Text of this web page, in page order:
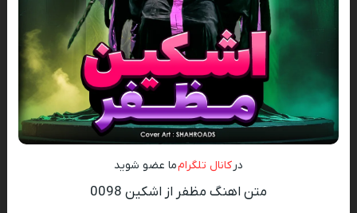
در کانال تلگرامما عضو شوید
متن اهنگ مظفر از اشکین 0098